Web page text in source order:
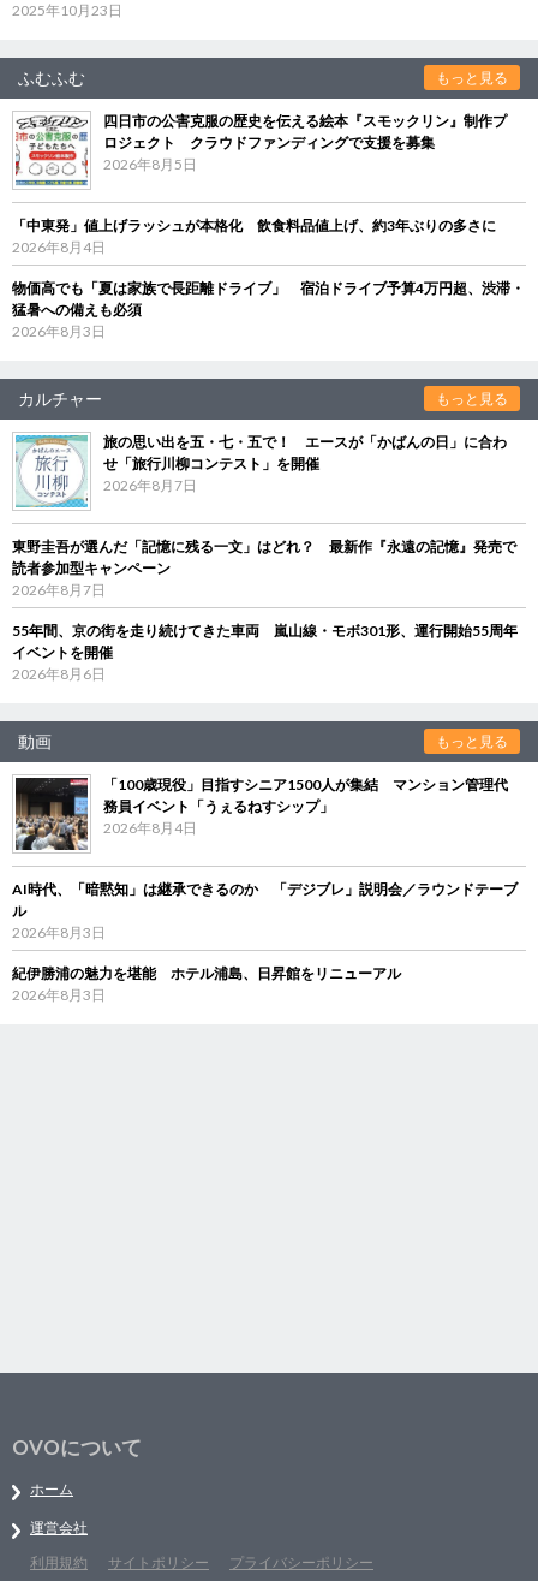
2025年10月23日
ふむふむ もっと見る
四日市の公害克服の歴史を伝える絵本『スモックリン』制作プ
ロジェクト クラウドファンディングで支援を募集
2026年8月5日
「中東発」値上げラッシュが本格化 飲食料品値上げ、約3年ぶりの多さに
2026年8月4日
物価高でも「夏は家族で長距離ドライブ」 宿泊ドライブ予算4万円超、渋滞・
猛暑への備えも必須
2026年8月3日
カルチャー もっと見る
旅の思い出を五・七・五で！ エースが「かばんの日」に合わ
せ「旅行川柳コンテスト」を開催
2026年8月7日
東野圭吾が選んだ「記憶に残る一文」はどれ？ 最新作『永遠の記憶』発売で
読者参加型キャンペーン
2026年8月7日
55年間、京の街を走り続けてきた車両 嵐山線・モボ301形、運行開始55周年
イベントを開催
2026年8月6日
動画 もっと見る
「100歳現役」目指すシニア1500人が集結 マンション管理代
務員イベント「うぇるねすシップ」
2026年8月4日
AI時代、「暗黙知」は継承できるのか 「デジブレ」説明会／ラウンドテーブ
ル
2026年8月3日
紀伊勝浦の魅力を堪能 ホテル浦島、日昇館をリニューアル
2026年8月3日
OVOについて
ホーム
運営会社
利用規約
サイトポリシー プライバシーポリシー